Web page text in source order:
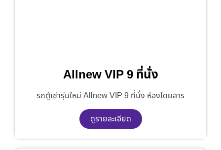
Allnew VIP 9 ที่นั่ง
รถตู้เช่ารุ่นใหม่ Allnew VIP 9 ที่นั่ง ห้องโดยสาร
ดูรายละเอียด